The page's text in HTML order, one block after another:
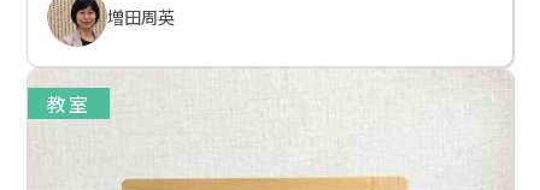
増田周英
教室